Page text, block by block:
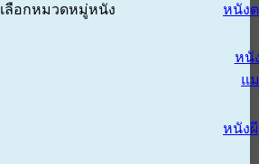
เลือกหมวดหมู่หนัง หนัง
หนั
แ
หนังผี